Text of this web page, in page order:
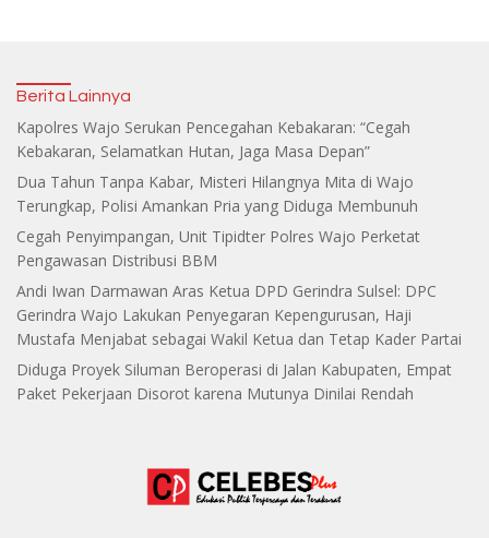
Berita Lainnya
Kapolres Wajo Serukan Pencegahan Kebakaran: “Cegah
Kebakaran, Selamatkan Hutan, Jaga Masa Depan”
Dua Tahun Tanpa Kabar, Misteri Hilangnya Mita di Wajo
Terungkap, Polisi Amankan Pria yang Diduga Membunuh
Cegah Penyimpangan, Unit Tipidter Polres Wajo Perketat
Pengawasan Distribusi BBM
Andi Iwan Darmawan Aras Ketua DPD Gerindra Sulsel: DPC
Gerindra Wajo Lakukan Penyegaran Kepengurusan, Haji
Mustafa Menjabat sebagai Wakil Ketua dan Tetap Kader Partai
Diduga Proyek Siluman Beroperasi di Jalan Kabupaten, Empat
Paket Pekerjaan Disorot karena Mutunya Dinilai Rendah